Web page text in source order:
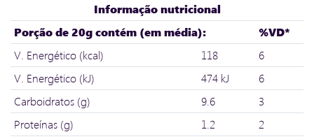
Informação nutricional
Porção de 20g contém (em média):
%VD*
V. Energético (kcal)
118
6
V. Energético (kJ)
474 kJ
6
Carboidratos (g)
9.6
3
Proteínas (g)
1.2
2